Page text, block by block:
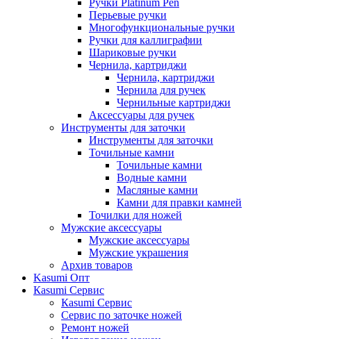
Перьевые ручки
Многофункциональные ручки
Ручки для каллиграфии
Шариковые ручки
Чернила, картриджи
Чернила, картриджи
Чернила для ручек
Чернильные картриджи
Аксессуары для ручек
Инструменты для заточки
Инструменты для заточки
Точильные камни
Точильные камни
Водные камни
Масляные камни
Камни для правки камней
Точилки для ножей
Мужские аксессуары
Мужские аксессуары
Мужские украшения
Архив товаров
Kasumi Опт
Кasumi Сервис
Кasumi Сервис
Сервис по заточке ножей
Ремонт ножей